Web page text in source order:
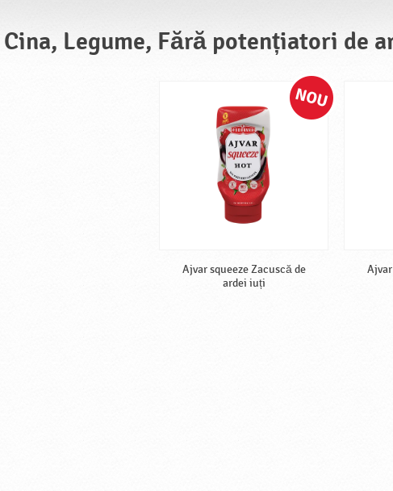
Cina, Legume, Fără potențiatori de
Ajvar squeeze Zacuscă de
ardei iuți